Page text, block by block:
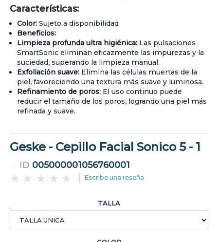
Características:
Color: Sujeto a disponibilidad
Beneficios:
Limpieza profunda ultra higiénica: Las pulsaciones
SmartSonic eliminan eficazmente las impurezas y la
suciedad, superando la limpieza manual.
Exfoliación suave: Elimina las células muertas de la
piel, favoreciendo una textura más suave y luminosa.
Refinamiento de poros: El uso continuo puede
reducir el tamaño de los poros, logrando una piel más
refinada y suave.
Geske - Cepillo Facial Sonico 5 - 1
ID 005000001056760001
Escribe una reseña
TALLA